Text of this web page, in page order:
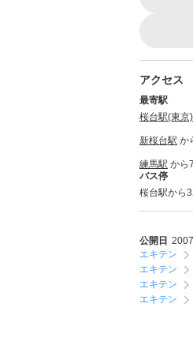
アクセス
最寄駅
桜台駅(東京)
新桜台駅 か
練馬駅 から
バス停
桜台駅から
公開日
エキテン
エキテン
エキテン
エキテン